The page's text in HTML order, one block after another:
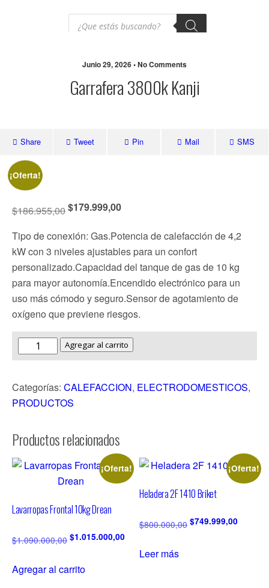
Junio 29, 2026 • No Comments
Garrafera 3800k Kanji
Share Tweet Pin Mail SMS
¡Oferta!
$186.955,00$179.999,00
Tipo de conexión: Gas.Potencia de calefacción de 4,2
kW con 3 niveles ajustables para un confort
personalizado.Capacidad del tanque de gas de 10 kg
para mayor autonomía.Encendido electrónico para un
uso más cómodo y seguro.Sensor de agotamiento de
oxígeno que previene riesgos.
Agregar al carrito
Categorías: CALEFACCION, ELECTRODOMESTICOS,
PRODUCTOS
Productos relacionados
¡Oferta!
Lavarropas Frontal 10kg Drean
$1.090.000,00 $1.015.000,00
Agregar al carrito
¡Oferta!
Heladera 2F 1410 Briket
$800.000,00 $749.999,00
Leer más